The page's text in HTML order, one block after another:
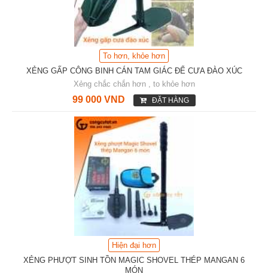
To hơn, khỏe hơn
XẺNG GẤP CÔNG BINH CÁN TAM GIÁC ĐỂ CƯA ĐÀO XÚC
Xẻng chắc chắn hơn , to khỏe hơn
99 000 VND ĐẶT HÀNG
Hiện đại hơn
XẺNG PHƯỢT SINH TỒN MAGIC SHOVEL THÉP MANGAN 6
MÓN